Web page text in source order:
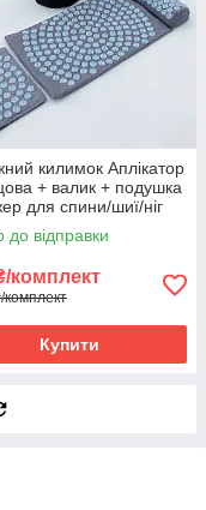
килимок Аплікатор
+ валик + подушка
для спини/шиї/ніг
Lotus Set (n-0003)
до відправки
комплект
комплект
Купити